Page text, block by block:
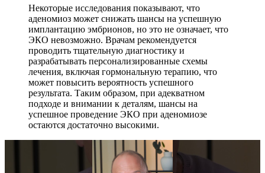
Некоторые исследования показывают, что
аденомиоз может снижать шансы на успешную
имплантацию эмбрионов, но это не означает, что
ЭКО невозможно. Врачам рекомендуется
проводить тщательную диагностику и
разрабатывать персонализированные схемы
лечения, включая гормональную терапию, что
может повысить вероятность успешного
результата. Таким образом, при адекватном
подходе и внимании к деталям, шансы на
успешное проведение ЭКО при аденомиозе
остаются достаточно высокими.